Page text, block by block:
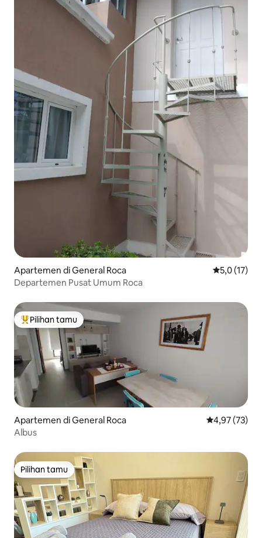
Apartemen di General Roca Nilai rata-
5,0 (17)
Departemen Pusat Umum Roca
Pilihan tamu terpopuler
Pilihan tamu
Apartemen di General Roca Nilai rata-rata
4,97 (73)
Albus
Pilihan tamu
Pilihan tamu